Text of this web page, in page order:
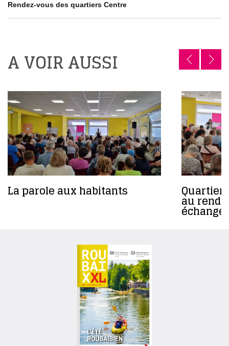
Rendez-vous des quartiers Centre
A VOIR AUSSI
La parole aux habitants
au